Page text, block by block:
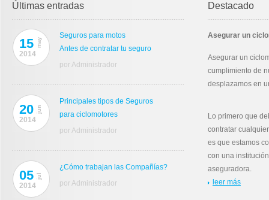
Últimas entradas
15
2014
may
Seguros para motos
Antes de contratar tu seguro
por Administrador
20
2014
jun
Principales tipos de Seguros
para ciclomotores
por Administrador
05
2014
jul
¿Cómo trabajan las Compañías?
por Administrador
Destacado
Asegurar un
Asegurar un
cumplimiento de
desplazamos en
Lo primero que
contratar
es que estamos
con una
aseguradora.
leer más